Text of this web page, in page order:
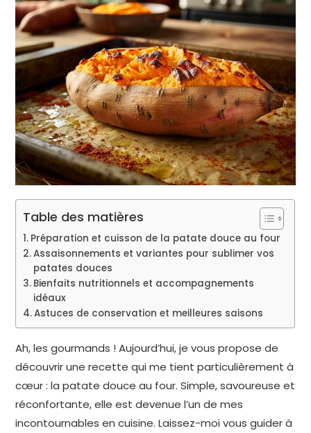
Table des matières
Préparation et cuisson de la patate douce au four
Assaisonnements et variantes pour sublimer vos
patates douces
Bienfaits nutritionnels et accompagnements
idéaux
Astuces de conservation et meilleures saisons
Ah, les gourmands ! Aujourd’hui, je vous propose de
découvrir une recette qui me tient particulièrement à
cœur : la patate douce au four. Simple, savoureuse et
réconfortante, elle est devenue l’un de mes
incontournables en cuisine. Laissez-moi vous guider à